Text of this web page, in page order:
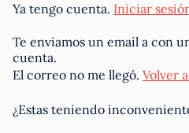
Ya tengo cuenta. Iniciar
Te enviamos un email a con
cuenta.
El correo no me llegó. Volver
¿Estas teniendo